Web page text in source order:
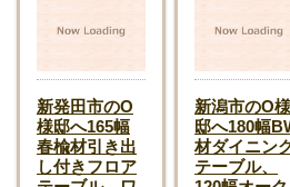
新発田市のO
様邸へ165幅
春楡材引き出
し付きフロア
新潟市のO様
邸へ180幅
材ダイニン
テーブル、